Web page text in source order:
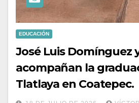
EDUCACIÓN
José Luis Domínguez
acompañan la
Tlatlaya en Coatepec.